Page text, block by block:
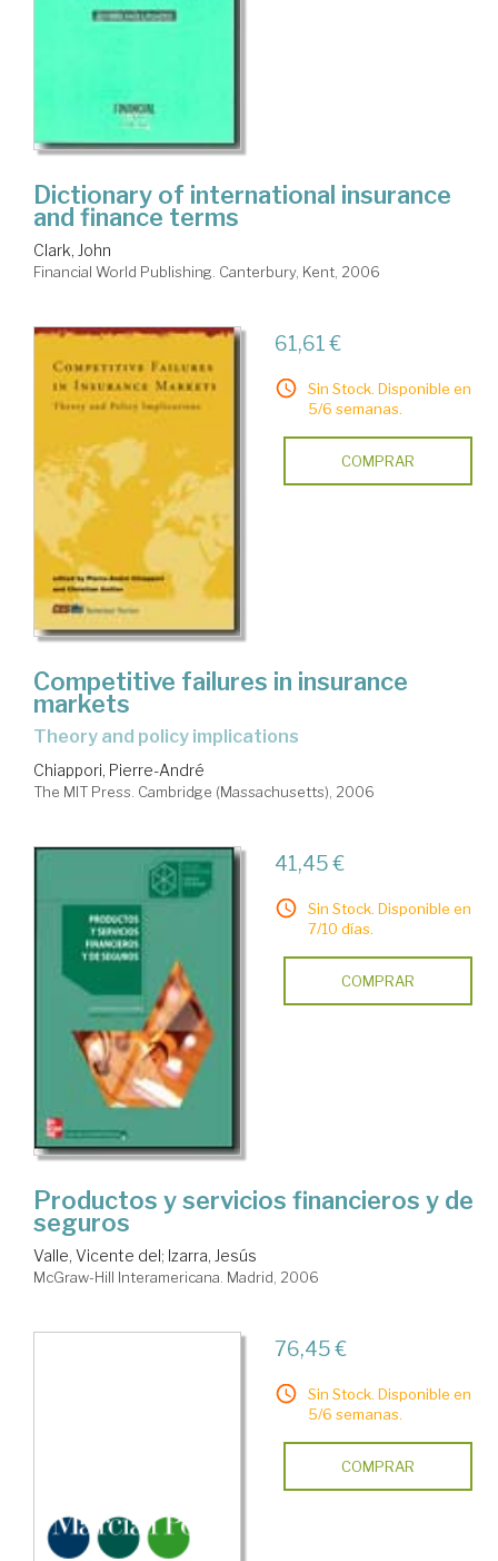
Dictionary of international insurance
and finance terms
Clark, John
Financial World Publishing. Canterbury, Kent, 2006
61,61 €
Sin Stock. Disponible en
5/6 semanas.
COMPRAR
Competitive failures in insurance
markets
theory and policy implications
Chiappori, Pierre-André
The MIT Press. Cambridge (Massachusetts), 2006
41,45 €
Sin Stock. Disponible en
7/10 días.
COMPRAR
Productos y servicios financieros y de
seguros
Valle, Vicente del; Izarra, Jesús
McGraw-Hill Interamericana. Madrid, 2006
76,45 €
Sin Stock. Disponible en
5/6 semanas.
COMPRAR